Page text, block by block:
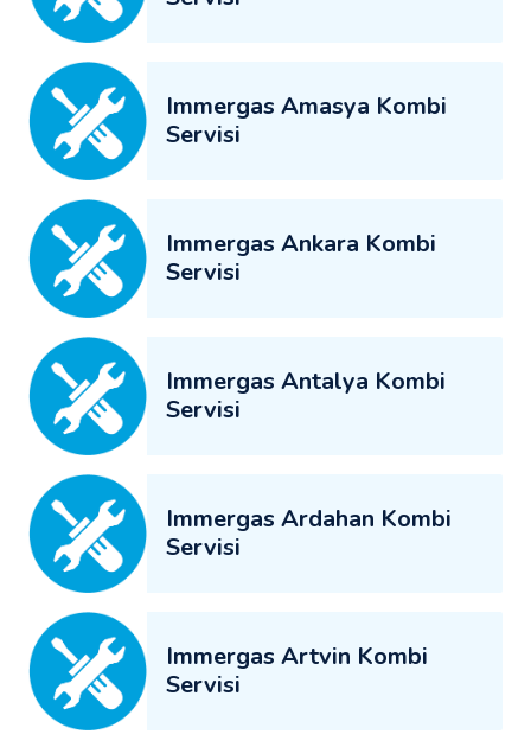
Immergas Amasya Kombi
Servisi
Immergas Ankara Kombi
Servisi
Immergas Antalya Kombi
Servisi
Immergas Ardahan Kombi
Servisi
Immergas Artvin Kombi
Servisi